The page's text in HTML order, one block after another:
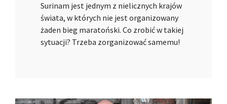
Surinam jest jednym z nielicznych krajów
świata, w których nie jest organizowany
żaden bieg maratoński. Co zrobić w takiej
sytuacji? Trzeba zorganizować samemu!